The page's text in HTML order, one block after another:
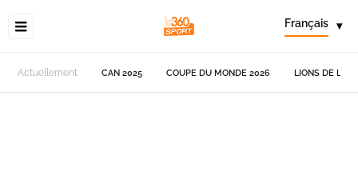
Français ▾
Actuellement CAN 2025 COUPE DU MONDE 2026 LIONS DE